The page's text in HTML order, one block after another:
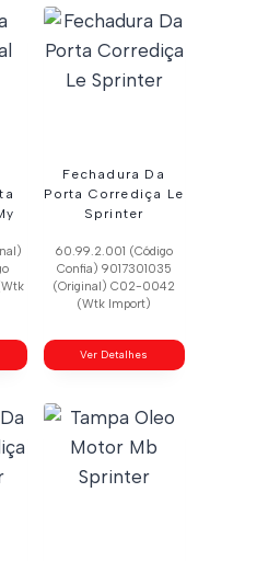
Fechadura Da
Porta Corrediça Le
Sprinter
60.99.2.001 (Código
Confia) 9017301035
(Original) C02-0042
(Wtk Import)
Ver Detalhes